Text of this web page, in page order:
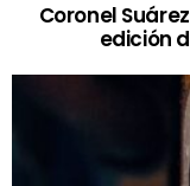
Coronel
edición